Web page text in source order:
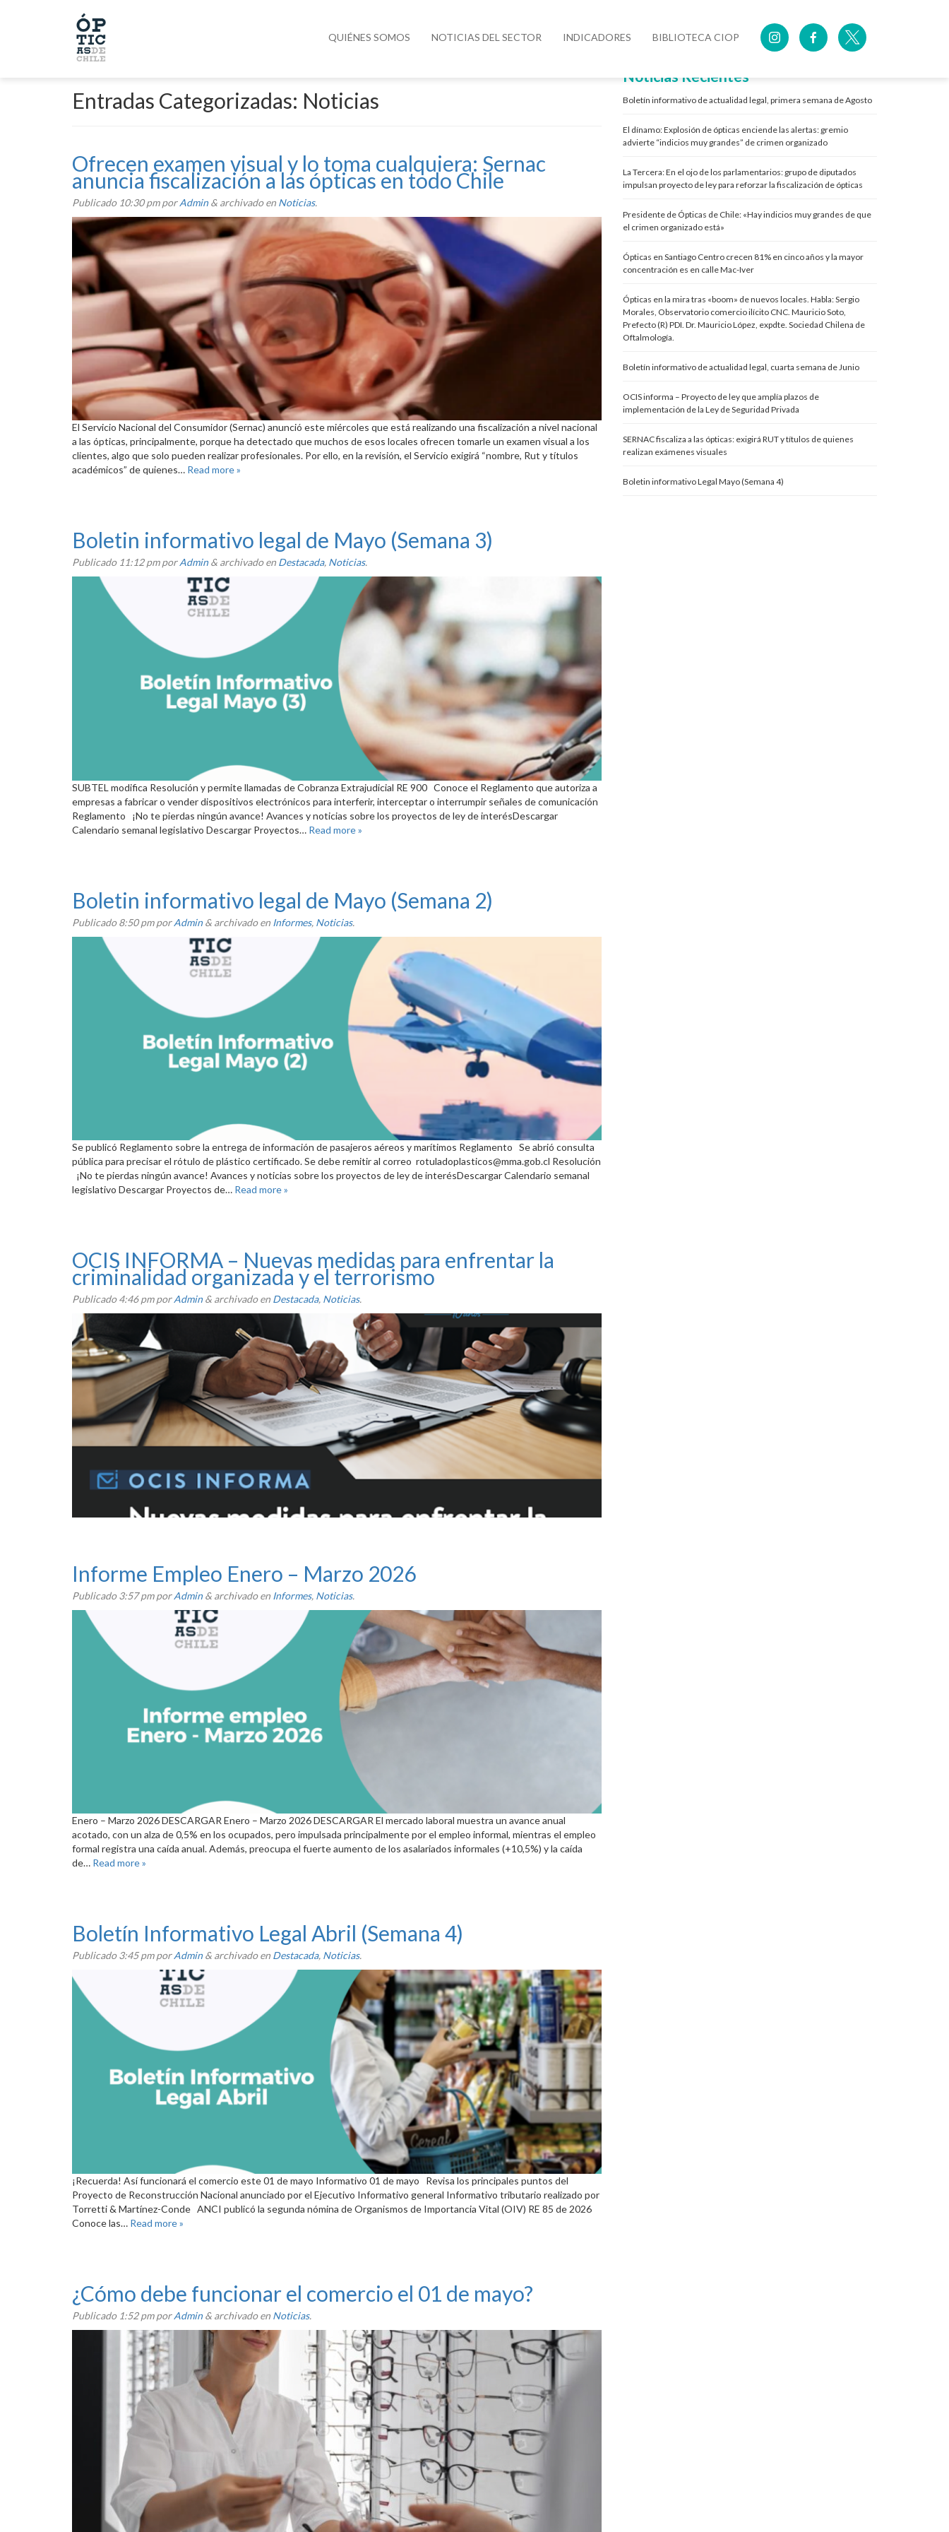
QUIÉNES SOMOS NOTICIAS DEL SECTOR INDICADORES BIBLIOTECA CIOP
Entradas Categorizadas: Noticias
Ofrecen examen visual y lo toma cualquiera: Sernac
anuncia fiscalización a las ópticas en todo Chile
Publicado 10:30 pmporAdmin & archivado en Noticias.
El Servicio Nacional del Consumidor (Sernac) anunció este miércoles que está realizando una fiscalización a nivel nacional
a las ópticas, principalmente, porque ha detectado que muchos de esos locales ofrecen tomarle un examen visual a los
clientes, algo que solo pueden realizar profesionales. Por ello, en la revisión, el Servicio exigirá “nombre, Rut y títulos
académicos” de quienes… Read more »
Boletin informativo legal de Mayo (Semana 3)
Publicado 11:12 pmporAdmin & archivado en Destacada, Noticias.
SUBTEL modifica Resolución y permite llamadas de Cobranza Extrajudicial RE 900 Conoce el Reglamento que autoriza a
empresas a fabricar o vender dispositivos electrónicos para interferir, interceptar o interrumpir señales de comunicación
Reglamento ¡No te pierdas ningún avance! Avances y noticias sobre los proyectos de ley de interésDescargar
Calendario semanal legislativo Descargar Proyectos… Read more »
Boletin informativo legal de Mayo (Semana 2)
Publicado8:50 pmporAdmin & archivado en Informes, Noticias.
Se publicó Reglamento sobre la entrega de información de pasajeros aéreos y marítimos Reglamento Se abrió consulta
pública para precisar el rótulo de plástico certificado. Se debe remitir al correo rotuladoplasticos@mma.gob.cl Resolución
¡No te pierdas ningún avance! Avances y noticias sobre los proyectos de ley de interésDescargar Calendario semanal
legislativo Descargar Proyectos de… Read more »
OCIS INFORMA – Nuevas medidas para enfrentar la
criminalidad organizada y el terrorismo
Publicado4:46 pmporAdmin & archivado en Destacada, Noticias.
Informe Empleo Enero – Marzo 2026
Publicado3:57 pmporAdmin & archivado en Informes, Noticias.
Enero – Marzo 2026 DESCARGAR Enero – Marzo 2026 DESCARGAR El mercado laboral muestra un avance anual
acotado, con un alza de 0,5% en los ocupados, pero impulsada principalmente por el empleo informal, mientras el empleo
formal registra una caída anual. Además, preocupa el fuerte aumento de los asalariados informales (+10,5%) y la caída
de… Read more »
Boletín Informativo Legal Abril (Semana 4)
Publicado3:45 pmporAdmin & archivado en Destacada, Noticias.
¡Recuerda! Así funcionará el comercio este 01 de mayo Informativo 01 de mayo Revisa los principales puntos del
Proyecto de Reconstrucción Nacional anunciado por el Ejecutivo Informativo general Informativo tributario realizado por
Torretti & Martínez-Conde ANCI publicó la segunda nómina de Organismos de Importancia Vital (OIV) RE 85 de 2026
Conoce las… Read more »
¿Cómo debe funcionar el comercio el 01 de mayo?
Publicado 1:52 pmporAdmin & archivado en Noticias.
Noticias Recientes
Boletín informativo de actualidad legal, primera semana de Agosto
El dínamo: Explosión de ópticas enciende las alertas: gremio
advierte “indicios muy grandes” de crimen organizado
La Tercera: En el ojo de los parlamentarios: grupo de diputados
impulsan proyecto de ley para reforzar la fiscalización de ópticas
Presidente de Ópticas de Chile: «Hay indicios muy grandes de que
el crimen organizado está»
Ópticas en Santiago Centro crecen 81% en cinco años y la mayor
concentración es en calle Mac-Iver
Ópticas en la mira tras «boom» de nuevos locales. Habla: Sergio
Morales, Observatorio comercio ilícito CNC. Mauricio Soto,
Prefecto (R) PDI. Dr. Mauricio López, expdte. Sociedad Chilena de
Oftalmología.
Boletín informativo de actualidad legal, cuarta semana de Junio
OCIS informa – Proyecto de ley que amplía plazos de
implementación de la Ley de Seguridad Privada
SERNAC fiscaliza a las ópticas: exigirá RUT y títulos de quienes
realizan exámenes visuales
Boletin informativo Legal Mayo (Semana 4)